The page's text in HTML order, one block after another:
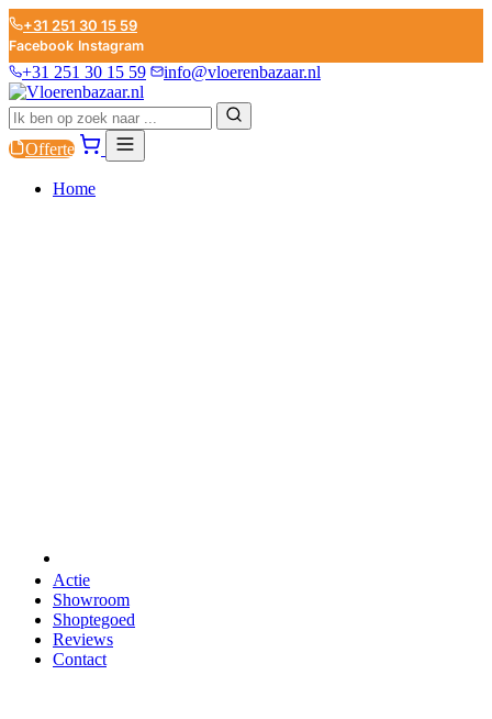
+31 251 30 15 59
Facebook Instagram
+31 251 30 15 59 info@vloerenbazaar.nl
Offerte
Home
Actie
Showroom
Shoptegoed
Reviews
Contact